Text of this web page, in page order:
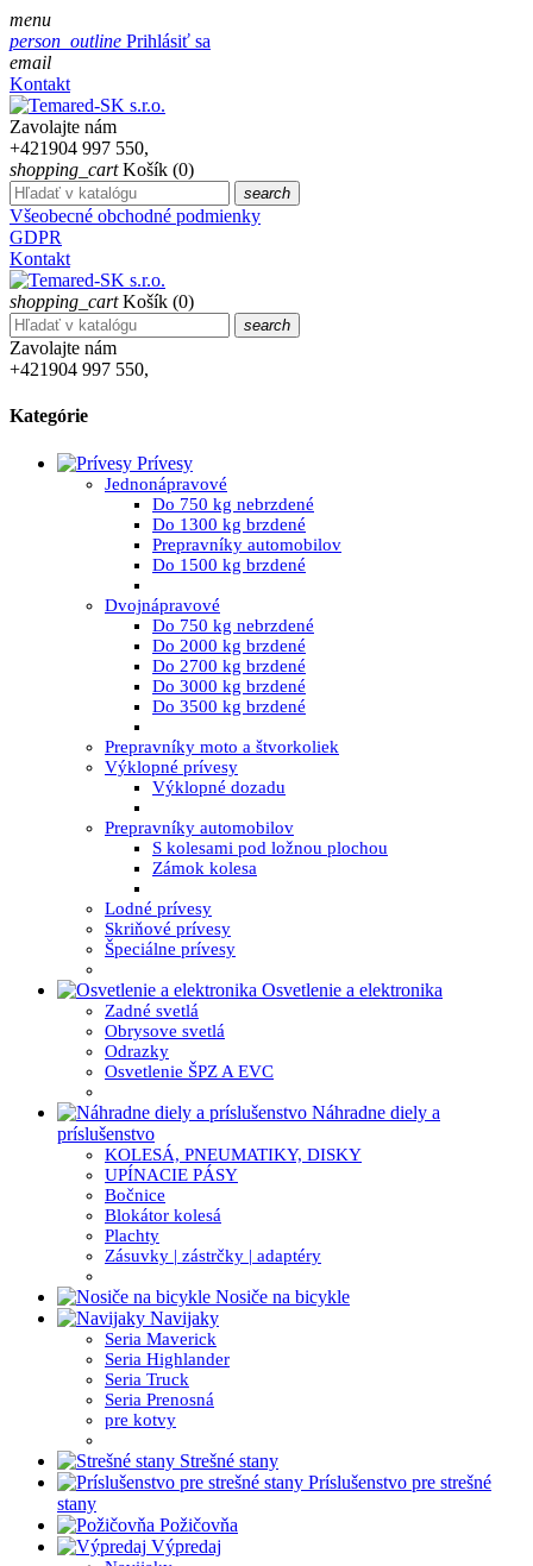
menu
person_outline Prihlásiť sa
email
Kontakt
Zavolajte nám
+421904 997 550,
shopping_cart Košík (0)
search
Všeobecné obchodné podmienky
GDPR
Kontakt
shopping_cart Košík (0)
search
Zavolajte nám
+421904 997 550,
Kategórie
Prívesy
Jednonápravové
Do 750 kg nebrzdené
Do 1300 kg brzdené
Prepravníky automobilov
Do 1500 kg brzdené
Dvojnápravové
Do 750 kg nebrzdené
Do 2000 kg brzdené
Do 2700 kg brzdené
Do 3000 kg brzdené
Do 3500 kg brzdené
Prepravníky moto a štvorkoliek
Výklopné prívesy
Výklopné dozadu
Prepravníky automobilov
S kolesami pod ložnou plochou
Zámok kolesa
Lodné prívesy
Skriňové prívesy
Špeciálne prívesy
Osvetlenie a elektronika
Zadné svetlá
Obrysove svetlá
Odrazky
Osvetlenie ŠPZ A EVC
Náhradne diely a
príslušenstvo
KOLESÁ, PNEUMATIKY, DISKY
UPÍNACIE PÁSY
Bočnice
Blokátor kolesá
Plachty
Zásuvky | zástrčky | adaptéry
Nosiče na bicykle
Navijaky
Seria Maverick
Seria Highlander
Seria Truck
Seria Prenosná
pre kotvy
Strešné stany
Príslušenstvo pre strešné
stany
Požičovňa
Výpredaj